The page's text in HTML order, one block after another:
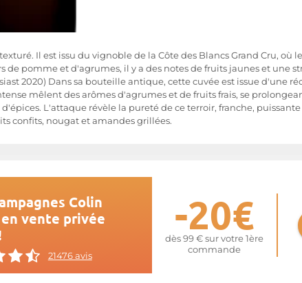
Il est issu du vignoble de la Côte des Blancs Grand Cru, où
de pomme et d'agrumes, il y a des notes de fruits jaunes et une
2020) Dans sa bouteille antique, cette cuvée est issue d'une
mêlent des arômes d'agrumes et de fruits frais, se
L'attaque révèle la pureté de ce terroir, franche, puissante
confits, nougat et amandes grillées.
Colin
vente privée
21476 avis
-20€
dès 99 € sur votre 1ère
commande